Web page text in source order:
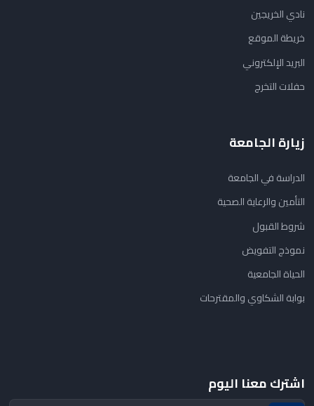
نادي الخريجين
خريطة الموقع
البريد الإلكتروني
حفلات التخرج
زيارة الجامعة
الدراسة في الجامعة
التأمين والرعاية الصحية
شروط القبول
نموذج التفويض
الحياة الجامعية
بوابة الشكاوي والمقترحات
اشترك معنا اليوم